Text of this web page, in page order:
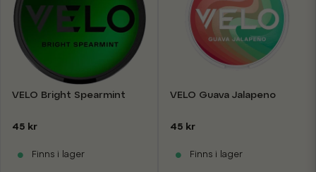
VELO Bright Spearmint
45 kr
Finns i lager
VELO Guava Jalapeno
45 kr
Finns i lager